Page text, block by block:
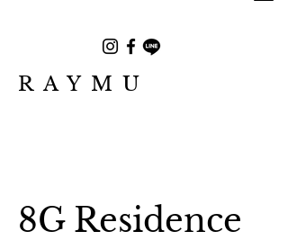
RAYMU
8G Residence